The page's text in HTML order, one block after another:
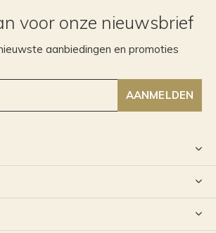
voor onze nieuwsbrief
aanbiedingen en promoties
AANMELDEN